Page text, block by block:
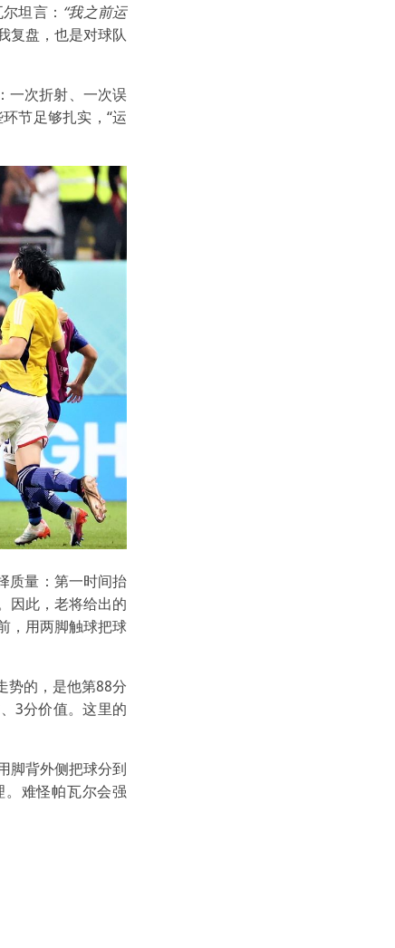
坦言： “我之前运
复盘，也是对球队
一次折射、一次误
节足够扎实，“运
质量：第一时间抬
因此，老将给出的
，用两脚触球把球
势的，是他第88分
3分价值。这里的
脚背外侧把球分到
难怪帕瓦尔会强